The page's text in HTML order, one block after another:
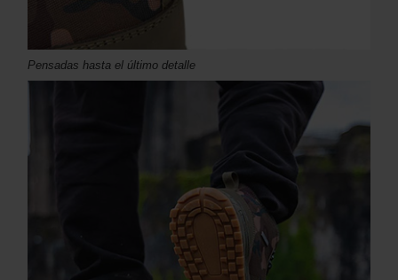
Pensadas hasta el último detalle